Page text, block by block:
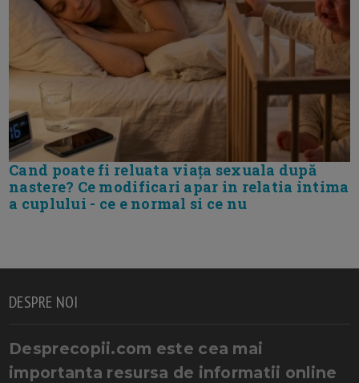
Cand poate fi reluata viața sexuala după
nastere? Ce modificari apar in relatia intima
a cuplului - ce e normal si ce nu
DESPRE NOI
Desprecopii.com este cea mai
importanta resursa de informatii online